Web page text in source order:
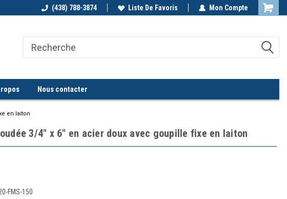
de 100$ Appelez-nous!
(438) 788-3874 Liste De Favoris Mon Compte
Nous contacter
en laiton
3/4" x 6" en acier doux avec goupille fixe en laiton
FMS-150